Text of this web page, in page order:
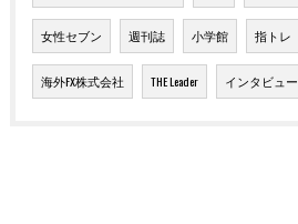
女性セブン 週刊誌 小学館 指トレ
海外FX株式会社 THE Leader インタビュー